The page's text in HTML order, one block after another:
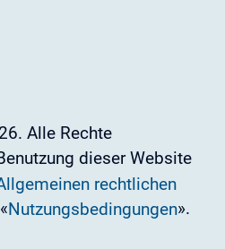
Alle Rechte
dieser Website
rechtlichen
Nutzungsbedingungen».